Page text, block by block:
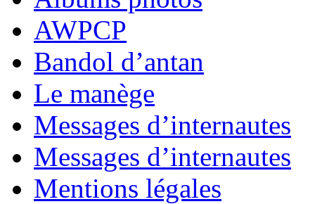
AWPCP
Bandol d’antan
Le manège
Messages d’internautes
Messages d’internautes
Mentions légales